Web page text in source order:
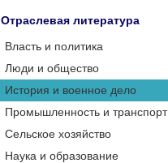
Отраслевая литература
Власть и политика
Люди и общество
История и военное дело
Промышленность и транспорт
Сельское хозяйство
Наука и образование